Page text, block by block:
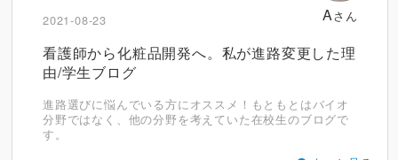
Aさん
2021-08-23
看護師から化粧品開発へ。私が進路変更した理
由/学生ブログ
進路選びに悩んでいる方にオススメ！もともとはバイオ
分野ではなく、他の分野を考えていた在校生のブログで
す。